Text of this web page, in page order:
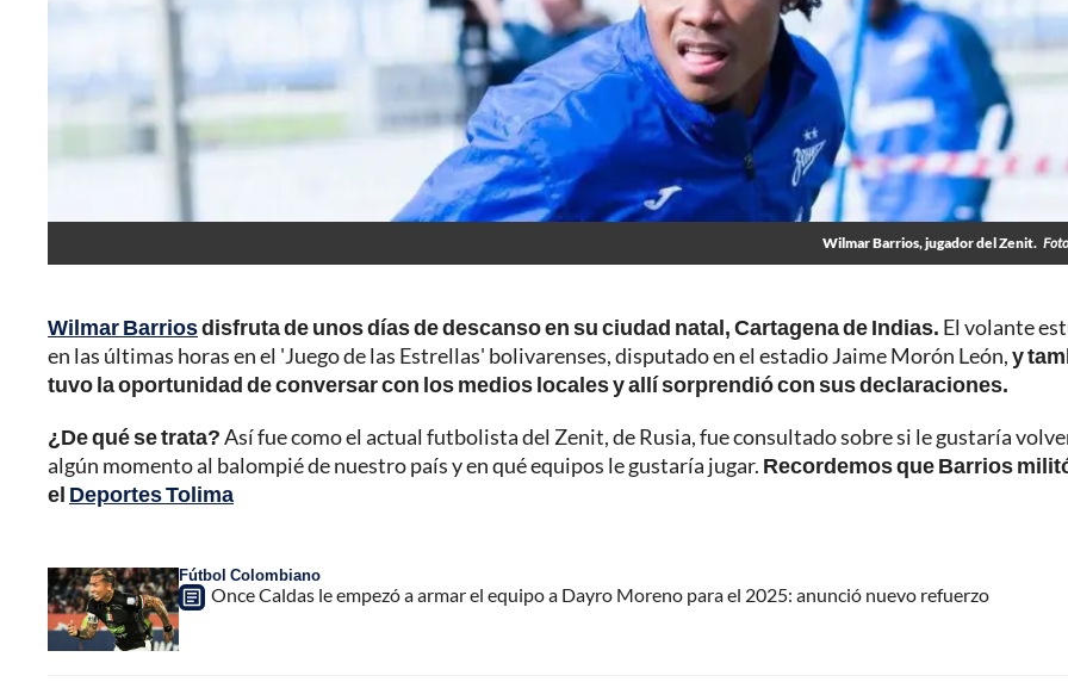
Wilmar Barrios, jugador del Zenit.
Wilmar Barriosdisfruta de unos días de descanso en su ciudad natal, Cartagena de Indias. El volante
en las últimas horas en el 'Juego de las Estrellas' bolivarenses, disputado en el estadio Jaime Morón León,y
tuvo la oportunidad de conversar con los medios locales y allí sorprendió con sus declaraciones.
¿De qué se trata?Así fue como el actual futbolista del Zenit, de Rusia, fue consultado sobre si le gustaría
algún momento al balompié de nuestro país y en qué equipos le gustaría jugar. Recordemos que Barrios
el Deportes Tolima
Fútbol Colombiano
Once Caldas le empezó a armar el equipo a Dayro Moreno para el 2025: anunció nuevo refuerzo